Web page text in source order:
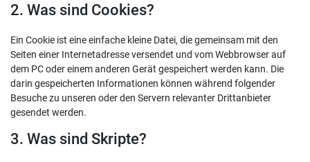
2. Was sind Cookies?
Ein Cookie ist eine einfache kleine Datei, die gemeinsam mit den
Seiten einer Internetadresse versendet und vom Webbrowser auf
dem PC oder einem anderen Gerät gespeichert werden kann. Die
darin gespeicherten Informationen können während folgender
Besuche zu unseren oder den Servern relevanter Drittanbieter
gesendet werden.
3. Was sind Skripte?